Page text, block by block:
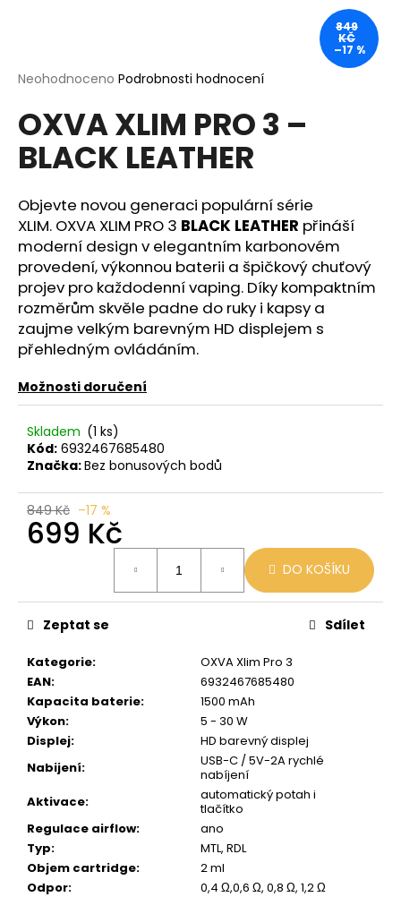
Průměrné
produktu
je
0,0
hvězdiček.
Neohodnoceno Podrobnosti hodnocení
OXVA XLIM PRO 3 –
BLACK LEATHER
Objevte novou generaci populární série
XLIM. OXVA XLIM PRO 3 BLACK LEATHER přináší
moderní design v elegantním karbonovém
provedení, výkonnou baterii a špičkový chuťový
projev pro každodenní vaping. Díky kompaktním
rozměrům skvěle padne do ruky i kapsy a
zaujme velkým barevným HD displejem s
přehledným ovládáním.
Možnosti doručení
Skladem (1 ks)
Kód: 6932467685480
Značka:Bez bonusových bodů
849 Kč –17 %
699 Kč
DO KOŠÍKU
Kategorie:
OXVA Xlim Pro 3
EAN:
6932467685480
Kapacita baterie:
1500 mAh
Výkon:
5 - 30 W
Displej:
HD barevný displej
Nabijení:
USB-C / 5V-2A rychlé
nabíjení
Aktivace:
automatický potah i
tlačítko
Regulace airflow:
ano
Typ:
MTL, RDL
Objem cartridge:
2 ml
Odpor: 0,4 Ω,0,6 Ω, 0,8 Ω, 1,2 Ω
Zeptat se Sdílet
849
KČ
–17 %
í
t
?
HLEDAT
D
o
p
o
r
u
č
u
e
e
X
79
Původně:
169
Kč